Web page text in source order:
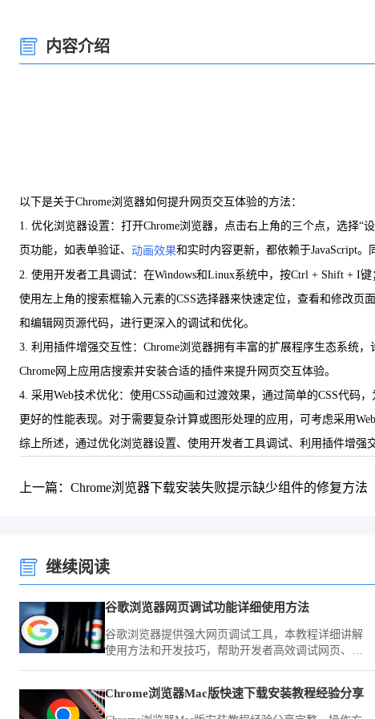
内容介绍
以下是关于Chrome浏览器如何提升网页交互体验的方法：
1. 优化浏览器设置：打开Chrome浏览器，点击右上角的三个点，选择“
页功能，如表单验证、 动画效果和实时内容更新，都依赖于JavaScript
2. 使用开发者工具调试：在Windows和Linux系统中，按Ctrl + Shift + I
使用左上角的搜索框输入元素的CSS选择器来快速定位，查看和修改页
和编辑网页源代码，进行更深入的调试和优化。
3. 利用插件增强交互性：Chrome浏览器拥有丰富的扩展程序生态系统
Chrome网上应用店搜索并安装合适的插件来提升网页交互体验。
4. 采用Web技术优化：使用CSS动画和过渡效果，通过简单的CSS代码
更好的性能表现。对于需要复杂计算或图形处理的应用，可考虑采用
综上所述，通过优化浏览器设置、使用开发者工具调试、利用插件增强
上一篇：Chrome浏览器下载安装失败提示缺少组件的修复方法
继续阅读
谷歌浏览器网页调试功能详细使用方法
谷歌浏览器提供强大网页调试工具，本教程详细讲解
使用方法和开发技巧，帮助开发者高效调试网页、排
Chrome浏览器Mac版快速下载安装教程经验分享